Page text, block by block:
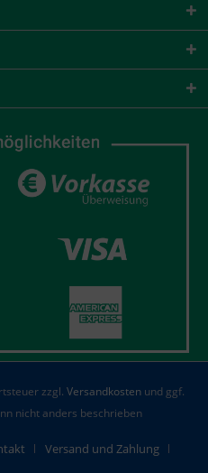
zzgl. Versandkosten und ggf.
nicht anders beschrieben
Versand und Zahlung